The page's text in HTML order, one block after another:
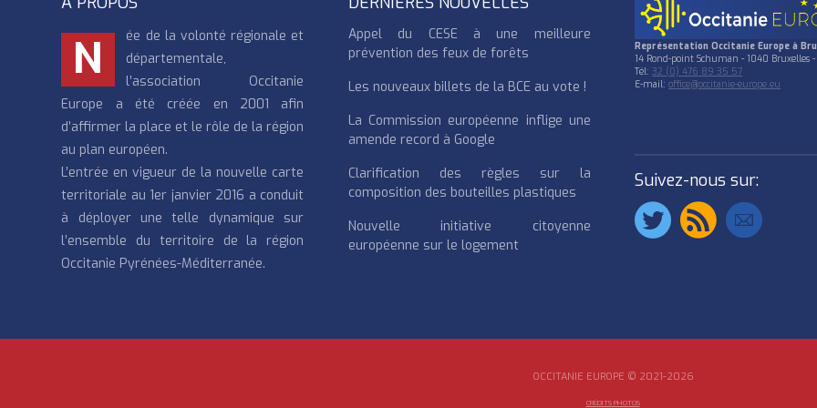
N
ée de la volonté régionale et
départementale,
l’association Occitanie
Europe a été créée en 2001 afin
d’affirmer la place et le rôle de la région
au plan européen.
L’entrée en vigueur de la nouvelle carte
territoriale au 1er janvier 2016 a conduit
à déployer une telle dynamique sur
l’ensemble du territoire de la région
Occitanie Pyrénées-Méditerranée.
Appel du CESE à une meilleure
prévention des feux de forêts
Les nouveaux billets de la BCE au vote !
La Commission européenne inflige une
amende record à Google
Clarification des règles sur la
composition des bouteilles plastiques
Nouvelle initiative citoyenne
européenne sur le logement
Représentation Occitanie Europe à
14 Rond-point Schuman - 1040 Bruxelles
Tél:32 (0) 476 89 35 57
E-mail:office@occitanie-europe.eu
Suivez-nous sur:
OCCITANIE EUROPE © 2021-2026
CRÉDITS PHOTOS